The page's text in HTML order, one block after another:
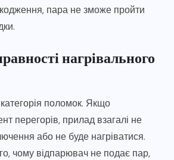
пара не зможе пройти
нагрівального
поломок. Якщо
перегорів, прилад взагалі не
або не буде нагріватися.
чому відпарювач не подає пар,